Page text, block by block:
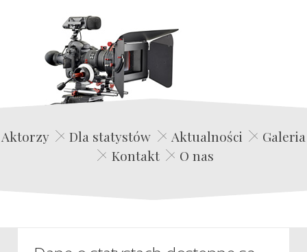
Edwin Film Agencja Aktorska
Aktorzy Dla statystów Aktualności
Galeria
Kontakt
O nas